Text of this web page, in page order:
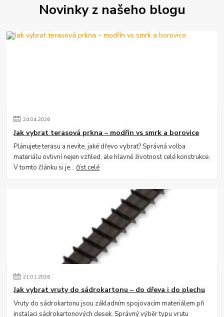
Novinky z našeho blogu
24.04.2026
Jak vybrat terasová prkna – modřín vs smrk a borovice
Plánujete terasu a nevíte, jaké dřevo vybrat? Správná volba
materiálu ovlivní nejen vzhled, ale hlavně životnost celé konstrukce.
V tomto článku si je...číst celé
21.01.2026
Jak vybrat vruty do sádrokartonu – do dřeva i do plechu
Vruty do sádrokartonu jsou základním spojovacím materiálem při
instalaci sádrokartonových desek. Správný výběr typu vrutu